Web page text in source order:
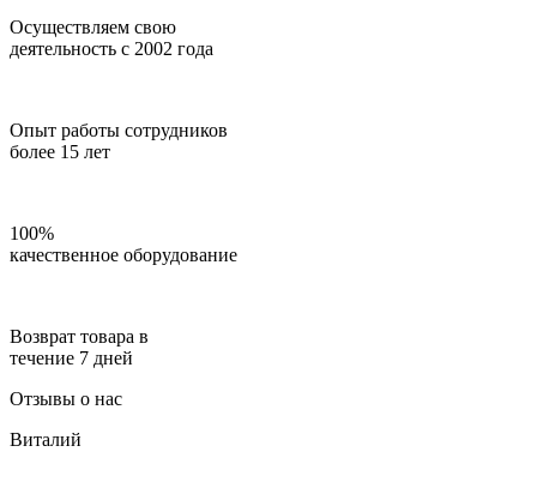
Осуществляем свою
деятельность с 2002 года
Опыт работы сотрудников
более 15 лет
100%
качественное оборудование
Возврат товара в
течение 7 дней
Отзывы о нас
Виталий